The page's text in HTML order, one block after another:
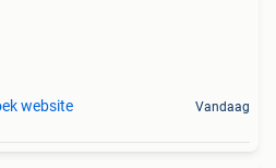
website Vandaag